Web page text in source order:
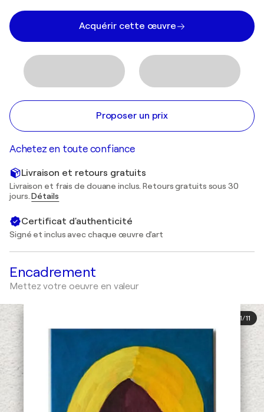
Acquérir cette œuvre
Proposer un prix
Achetez en toute confiance
Livraison et retours gratuits
Livraison et frais de douane inclus. Retours gratuits sous 30
jours.Détails
Certificat d'authenticité
Signé et inclus avec chaque œuvre d'art
Encadrement
Mettez votre oeuvre en valeur
1/11